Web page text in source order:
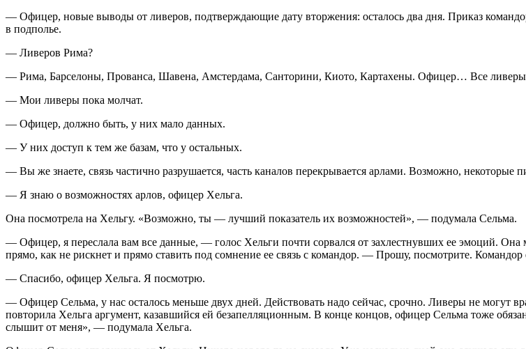
— Офицер, новые выводы от ливеров, подтверждающие дату вторжения: осталось два дня. Приказ
в подполье.
— Ливеров Рима?
— Рима, Барселоны, Прованса, Шавена, Амстердама, Санторини, Киото, Картахены. Офицер… Все ли
— Мои ливеры пока молчат.
— Офицер, должно быть, у них мало данных.
— У них доступ к тем же базам, что у остальных.
— Вы же знаете, связь частично разрушается, часть каналов перекрывается арлами. Возможно, некоторые
— Я знаю о возможностях арлов, офицер Хельга.
Она посмотрела на Хельгу. «Возможно, ты — лучший показатель их возможностей», — подумала Сельма.
— Офицер, я переслала вам все данные, — голос Хельги почти сорвался от захлестнувших ее эмоций. Она
прямо, как не рискнет и прямо ставить под сомнение ее связь с командор. — Прошу, посмотрите. Командор
— Спасибо, офицер Хельга. Я посмотрю.
— Офицер Сельма, у нас осталось меньше двух дней. Действовать надо сейчас, срочно. Ливеры не могут
повторила Хельга аргумент, казавшийся ей безапелляционным. В конце концов, офицер Сельма тоже
слышит от меня», — подумала Хельга.